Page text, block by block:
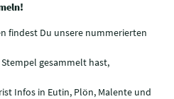
findest Du unsere nummerierten
gesammelt hast,
Infos in Eutin, Plön, Malente und